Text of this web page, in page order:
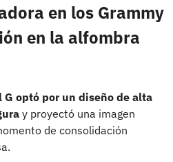
en los Grammy
en la alfombra
optó por un diseño de alta
y proyectó una imagen
de consolidación